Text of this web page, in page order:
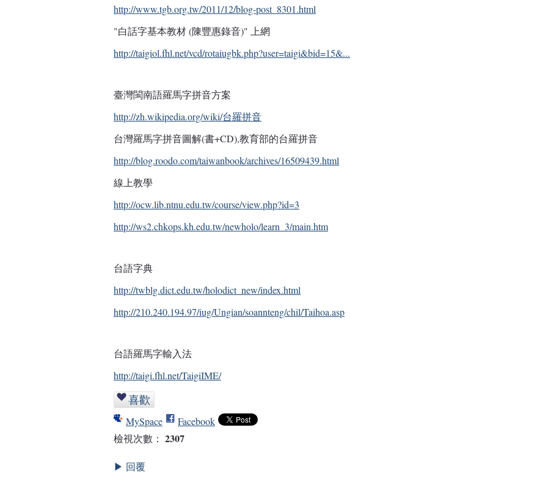
http://www.tgb.org.tw/2011/12/blog-post_8301.html
"白話字基本教材 (陳豐惠錄音)" 上網
http://taigiol.fhl.net/vcd/rotaiugbk.php?user=taigi&bid=15&...
臺灣閩南語羅馬字拼音方案
http://zh.wikipedia.org/wiki/台羅拼音
台灣羅馬字拼音圖解(書+CD),教育部的台羅拼音
http://blog.roodo.com/taiwanbook/archives/16509439.html
線上教學
http://ocw.lib.ntnu.edu.tw/course/view.php?id=3
http://ws2.chkops.kh.edu.tw/newholo/learn_3/main.htm
台語字典
http://twblg.dict.edu.tw/holodict_new/index.html
http://210.240.194.97/iug/Ungian/soannteng/chil/Taihoa.asp
台語羅馬字輸入法
http://taigi.fhl.net/TaigiIME/
喜歡
MySpace
Facebook
檢視次數： 2307
▶ 回覆